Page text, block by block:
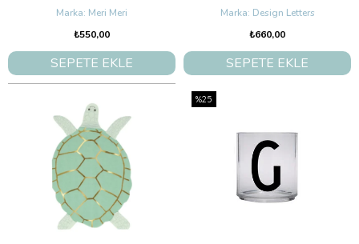
Meri Meri
₺550,00
SEPETE EKLE
Design Letters
₺660,00
SEPETE EKLE
%25